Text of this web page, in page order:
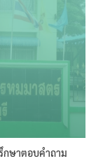
กษาตอบคำถาม